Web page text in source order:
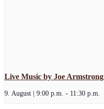
Live Music by Joe Armstrong
9. August | 9:00 p.m. - 11:30 p.m.